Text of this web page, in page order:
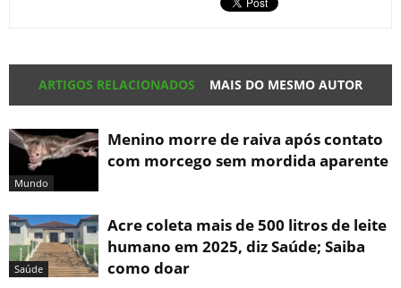
ARTIGOS RELACIONADOS MAIS DO MESMO AUTOR
Mundo
Menino morre de raiva após contato
com morcego sem mordida aparente
Saúde
Acre coleta mais de 500 litros de leite
humano em 2025, diz Saúde; Saiba
como doar